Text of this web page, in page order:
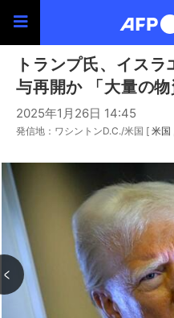
トランプ氏、イス
与再開か 「大量の物
2025年1月26日 14:45
発信地：ワシントンD.C./米国 [ 米国